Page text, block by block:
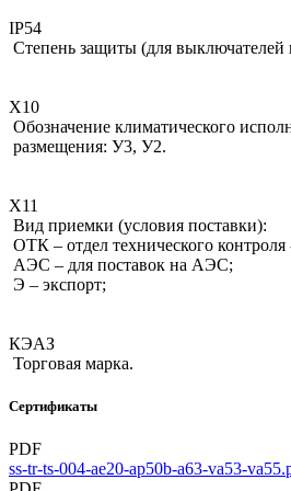
IP54
Степень защиты (для выключателей
Х10
Обозначение климатического
размещения: У3, У2.
Х11
Вид приемки (условия поставки):
ОТК – отдел технического контроля
АЭС – для поставок на АЭС;
Э – экспорт;
КЭАЗ
Торговая марка.
Сертификаты
PDF
ss-tr-ts-004-ae20-ap50b-a63-va53-